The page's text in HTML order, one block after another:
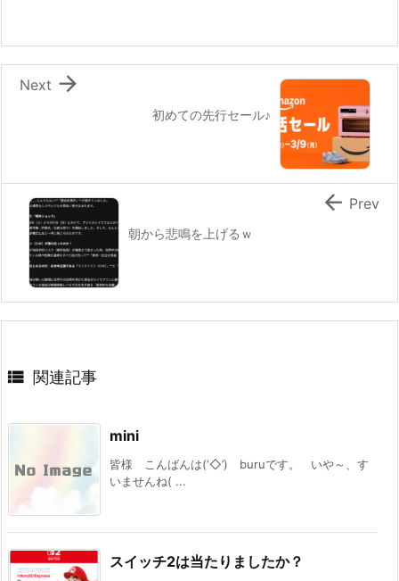
初めての先行セール♪

Next
朝から悲鳴を上げるｗ
 Prev
 関連記事
mini
皆様 こんばんは(‘◇’)ゞburuです。 いや～、す
いませんね( ...
スイッチ2は当たりましたか？